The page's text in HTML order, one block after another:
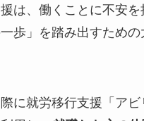
は、働くことに不安
一歩」を踏み出すため
に就労移行支援「ア